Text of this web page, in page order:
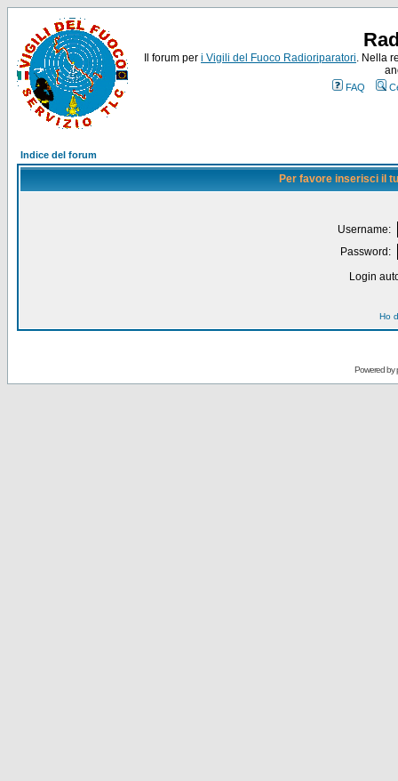
Il forum per i Vigili del Fuoco Radioriparatori. Nella
FAQ
Indice del forum
Per favore inserisci il
Username:
Password:
Login
Ho
Powered by